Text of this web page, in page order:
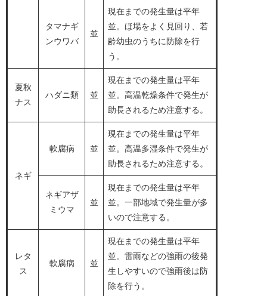
タマナギ
ンウワバ
並
現在までの発生量は平年
並。ほ場をよく見回り、若
齢幼虫のうちに防除を行
う。
夏秋
ナス
ハダニ類 並
現在までの発生量は平年
並。高温乾燥条件で発生が
助長されるため注意する。
ネギ
軟腐病 並
現在までの発生量は平年
並。高温多湿条件で発生が
助長されるため注意する。
ネギアザ
ミウマ
並
現在までの発生量は平年
並。一部地域で発生量が多
いので注意する。
レタ
ス
軟腐病 並
現在までの発生量は平年
並。雷雨などの強雨の後発
生しやすいので強雨後は防
除を行う。